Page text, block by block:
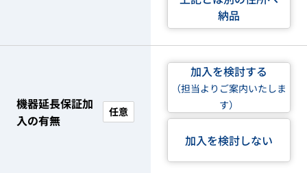
納品
機器延長保証加
入の有無
任意
加入を検討する
（担当よりご案内いたしま
す）
加入を検討しない